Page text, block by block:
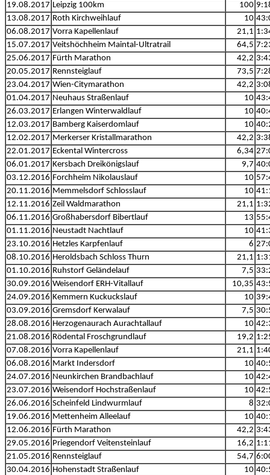
19.08.2017 Leipzig 100km 100
13.08.2017 Roth Kirchweihlauf 10
06.08.2017 Vorra Kapellenlauf 21,1
15.07.2017 Veitshöchheim Maintal-Ultratrail 64,5
25.06.2017 Fürth Marathon 42,2
20.05.2017 Rennsteiglauf 73,5
23.04.2017 Wien-Citymarathon 42,2
01.04.2017 Neuhaus Straßenlauf 10
26.03.2017 Erlangen Winterwaldlauf 10
12.03.2017 Bamberg Kaiserdomlauf 10
12.02.2017 Merkerser Kristallmarathon 42,2
22.01.2017 Eckental Wintercross 6,34
06.01.2017 Kersbach Dreikönigslauf 9,7
03.12.2016 Forchheim Nikolauslauf 10
20.11.2016 Memmelsdorf Schlosslauf 10
12.11.2016 Zeil Waldmarathon 21,1
06.11.2016 Großhabersdorf Bibertlauf 13
01.11.2016 Neustadt Nachtlauf 10
23.10.2016 Hetzles Karpfenlauf 6
08.10.2016 Heroldsbach Schloss Thurn 21,1
01.10.2016 Ruhstorf Geländelauf 7,5
30.09.2016 Weisendorf ERH-Vitallauf 10,35
24.09.2016 Kemmern Kuckuckslauf 10
03.09.2016 Gremsdorf Kerwalauf 7,5
28.08.2016 Herzogenaurach Aurachtallauf 10
21.08.2016 Rödental Froschgrundlauf 19,2
07.08.2016 Vorra Kapellenlauf 21,1
06.08.2016 Markt Indersdorf 10
24.07.2016 Neunkirchen Brandbachlauf 10
23.07.2016 Weisendorf Hochstraßenlauf 10
26.06.2016 Scheinfeld Lindwurmlauf 8
19.06.2016 Mettenheim Alleelauf 10
12.06.2016 Fürth Marathon 42,2
29.05.2016 Priegendorf Veitensteinlauf 16,2
21.05.2016 Rennsteiglauf 54,7
30.04.2016 Hohenstadt Straßenlauf 10